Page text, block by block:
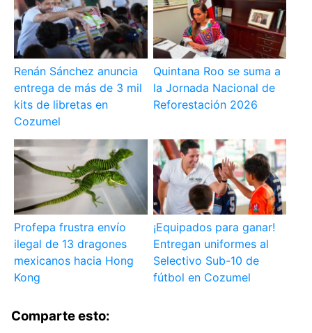
Renán Sánchez anuncia
entrega de más de 3 mil
kits de libretas en
Cozumel
Quintana Roo se suma a
la Jornada Nacional de
Reforestación 2026
Profepa frustra envío
ilegal de 13 dragones
mexicanos hacia Hong
Kong
¡Equipados para ganar!
Entregan uniformes al
Selectivo Sub-10 de
fútbol en Cozumel
Comparte esto: